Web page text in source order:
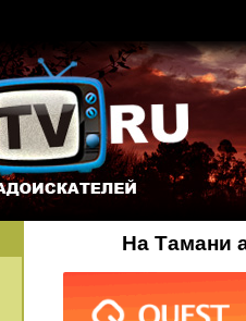
На Тамани